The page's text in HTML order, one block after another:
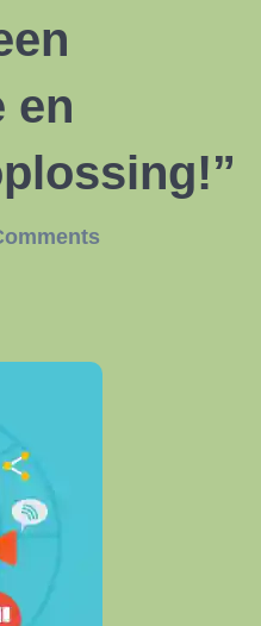
en